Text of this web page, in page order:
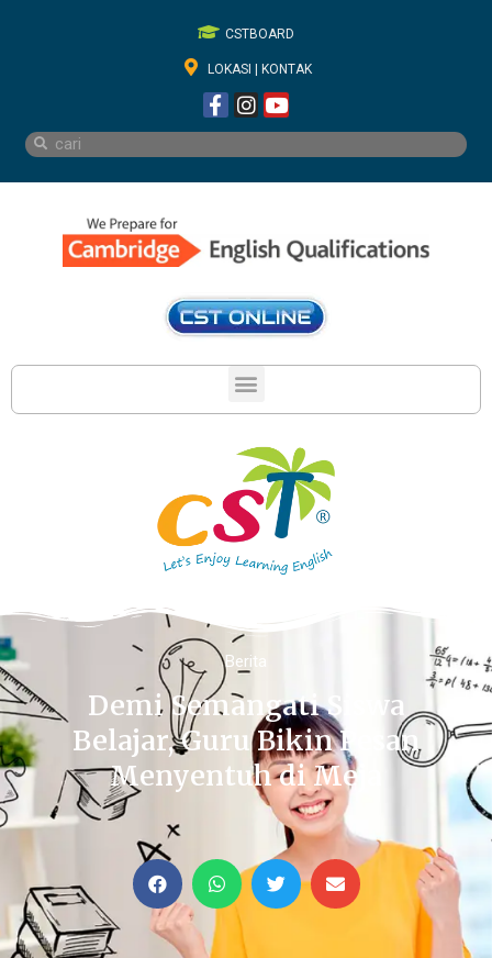
CSTBOARD
LOKASI | KONTAK
Berita
Demi Semangati Siswa
Belajar, Guru Bikin Pesan
Menyentuh di Meja